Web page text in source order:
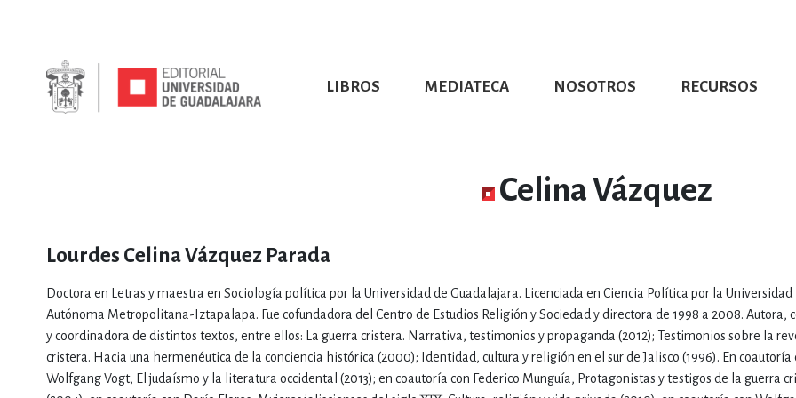
LIBROS
TODOS LOS LIBROS
MEDIATECA NOSOTROS
SOBRE NOSOTROS HISTORIA
RECURSOS
COMPUTACIÓN E INFORMÁTICA
CONSULTA, INFORMACIÓN Y MATERIAS
Celina Vázquez
Lourdes Celina Vázquez Parada
Doctora en Letras y maestra en Sociología política por la Universidad de Guadalajara. Licenciada en Ciencia Política por la Universidad
Autónoma Metropolitana-Iztapalapa. Fue cofundadora del Centro de Estudios Religión y Sociedad y directora de 1998 a 2008. Autora,
y coordinadora de distintos textos, entre ellos: La guerra cristera. Narrativa, testimonios y propaganda (2012); Testimonios sobre la
cristera. Hacia una hermenéutica de la conciencia histórica (2000); Identidad, cultura y religión en el sur de Jalisco (1996). En coautoría
Wolfgang Vogt, El judaísmo y la literatura occidental (2013); en coautoría con Federico Munguía, Protagonistas y testigos de la guerra